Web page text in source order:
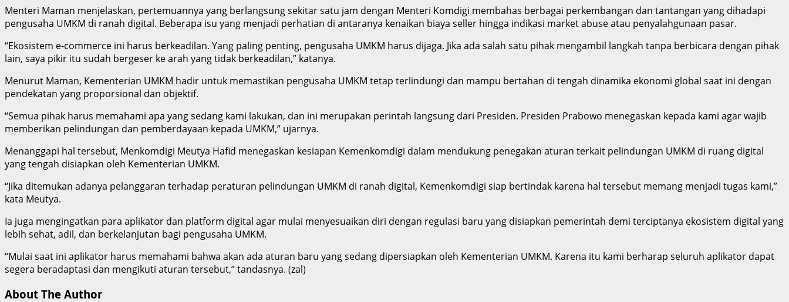
Menteri Maman menjelaskan, pertemuannya yang berlangsung sekitar satu jam dengan Menteri Komdigi membahas berbagai perkembangan dan tantangan yang dihadapi
pengusaha UMKM di ranah digital. Beberapa isu yang menjadi perhatian di antaranya kenaikan biaya seller hingga indikasi market abuse atau penyalahgunaan pasar.
“Ekosistem e-commerce ini harus berkeadilan. Yang paling penting, pengusaha UMKM harus dijaga. Jika ada salah satu pihak mengambil langkah tanpa berbicara dengan pihak
lain, saya pikir itu sudah bergeser ke arah yang tidak berkeadilan,” katanya.
Menurut Maman, Kementerian UMKM hadir untuk memastikan pengusaha UMKM tetap terlindungi dan mampu bertahan di tengah dinamika ekonomi global saat ini dengan
pendekatan yang proporsional dan objektif.
“Semua pihak harus memahami apa yang sedang kami lakukan, dan ini merupakan perintah langsung dari Presiden. Presiden Prabowo menegaskan kepada kami agar wajib
memberikan pelindungan dan pemberdayaan kepada UMKM,” ujarnya.
Menanggapi hal tersebut, Menkomdigi Meutya Hafid menegaskan kesiapan Kemenkomdigi dalam mendukung penegakan aturan terkait pelindungan UMKM di ruang digital
yang tengah disiapkan oleh Kementerian UMKM.
“Jika ditemukan adanya pelanggaran terhadap peraturan pelindungan UMKM di ranah digital, Kemenkomdigi siap bertindak karena hal tersebut memang menjadi tugas kami,”
kata Meutya.
Ia juga mengingatkan para aplikator dan platform digital agar mulai menyesuaikan diri dengan regulasi baru yang disiapkan pemerintah demi terciptanya ekosistem digital yang
lebih sehat, adil, dan berkelanjutan bagi pengusaha UMKM.
“Mulai saat ini aplikator harus memahami bahwa akan ada aturan baru yang sedang dipersiapkan oleh Kementerian UMKM. Karena itu kami berharap seluruh aplikator dapat
segera beradaptasi dan mengikuti aturan tersebut,” tandasnya. (zal)
About The Author